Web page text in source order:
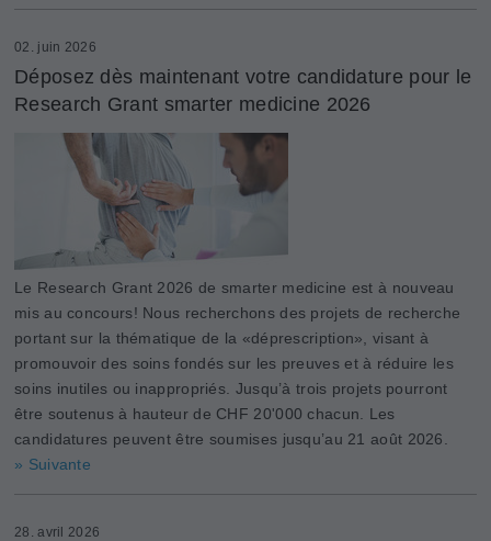
02. juin 2026
Déposez dès maintenant votre candidature pour le
Research Grant smarter medicine 2026
Le Research Grant 2026 de smarter medicine est à nouveau
mis au concours! Nous recherchons des projets de recherche
portant sur la thématique de la «déprescription», visant à
promouvoir des soins fondés sur les preuves et à réduire les
soins inutiles ou inappropriés. Jusqu’à trois projets pourront
être soutenus à hauteur de CHF 20'000 chacun. Les
candidatures peuvent être soumises jusqu’au 21 août 2026.
» Suivante
28. avril 2026